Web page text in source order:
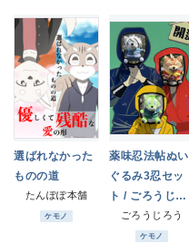
選ばれなかった
ものの道
たんぽぽ本舗
ケモノ
薬味忍法帖ぬい
ぐるみ3忍セッ
ト / ごろうじろ
ごろうじろう
ケモノ